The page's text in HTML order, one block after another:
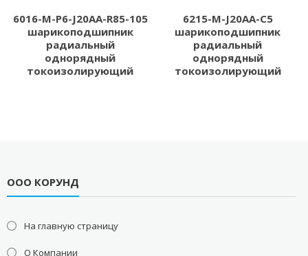
6016-M-P6-J20AA-R85-105
шарикоподшипник
радиальный
однорядный
токоизолирующий
6215-M-J20AA-C5
шарикоподшипник
радиальный
однорядный
токоизолирующий
ООО КОРУНД
На главную страницу
О Компании